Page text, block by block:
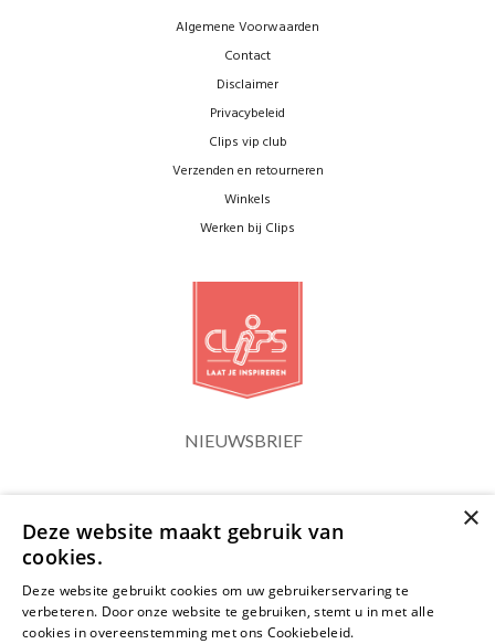
Algemene Voorwaarden
Contact
Disclaimer
Privacybeleid
Clips vip club
Verzenden en retourneren
Winkels
Werken bij Clips
NIEUWSBRIEF
×
Deze website maakt gebruik van
cookies.
Deze website gebruikt cookies om uw gebruikerservaring te
verbeteren. Door onze website te gebruiken, stemt u in met alle
cookies in overeenstemming met ons Cookiebeleid.